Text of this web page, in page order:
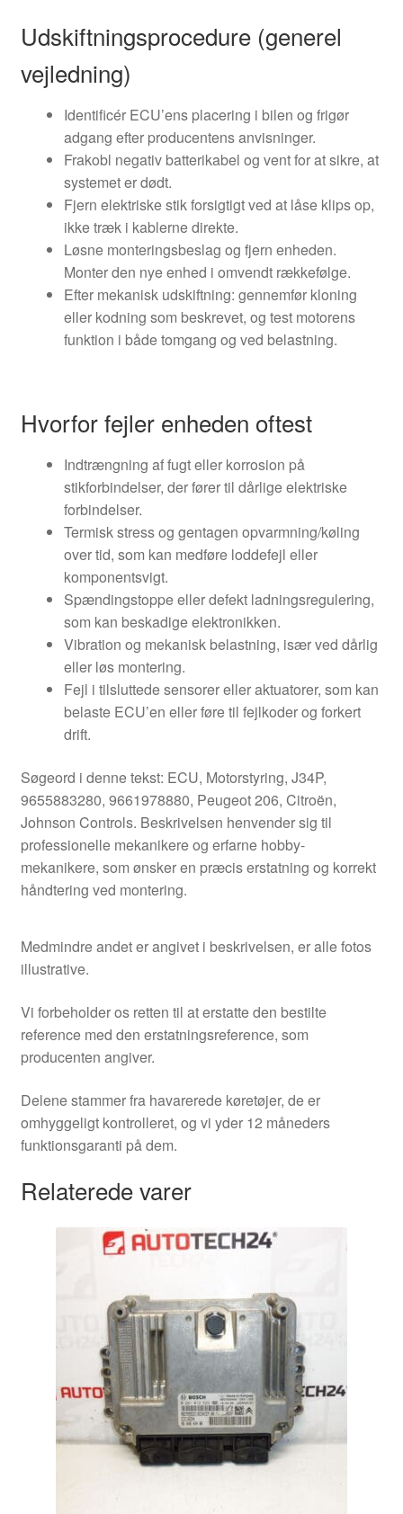
Udskiftningsprocedure (generel
vejledning)
Identificér ECU’ens placering i bilen og frigør
adgang efter producentens anvisninger.
Frakobl negativ batterikabel og vent for at sikre, at
systemet er dødt.
Fjern elektriske stik forsigtigt ved at låse klips op,
ikke træk i kablerne direkte.
Løsne monteringsbeslag og fjern enheden.
Monter den nye enhed i omvendt rækkefølge.
Efter mekanisk udskiftning: gennemfør kloning
eller kodning som beskrevet, og test motorens
funktion i både tomgang og ved belastning.
Hvorfor fejler enheden oftest
Indtrængning af fugt eller korrosion på
stikforbindelser, der fører til dårlige elektriske
forbindelser.
Termisk stress og gentagen opvarmning/køling
over tid, som kan medføre loddefejl eller
komponentsvigt.
Spændingstoppe eller defekt ladningsregulering,
som kan beskadige elektronikken.
Vibration og mekanisk belastning, især ved dårlig
eller løs montering.
Fejl i tilsluttede sensorer eller aktuatorer, som kan
belaste ECU’en eller føre til fejlkoder og forkert
drift.
Søgeord i denne tekst: ECU, Motorstyring, J34P,
9655883280, 9661978880, Peugeot 206, Citroën,
Johnson Controls. Beskrivelsen henvender sig til
professionelle mekanikere og erfarne hobby-
mekanikere, som ønsker en præcis erstatning og korrekt
håndtering ved montering.
Medmindre andet er angivet i beskrivelsen, er alle fotos
illustrative.
Vi forbeholder os retten til at erstatte den bestilte
reference med den erstatningsreference, som
producenten angiver.
Delene stammer fra havarerede køretøjer, de er
omhyggeligt kontrolleret, og vi yder 12 måneders
funktionsgaranti på dem.
Relaterede varer